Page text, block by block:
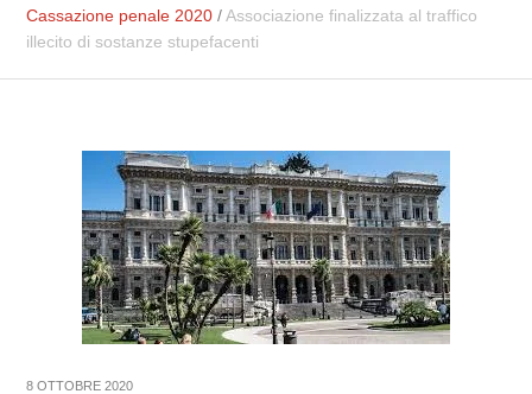
Cassazione penale 2020 /Associazione finalizzata al traffico
illecito di sostanze stupefacenti
8 OTTOBRE 2020